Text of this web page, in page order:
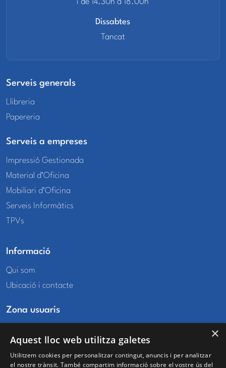
Dissabtes
Tancat
Serveis generals
Llibreria
Papereria
Serveis a empreses
Impressió Gestionada
Material d’Oficina
Mobiliari d’Oficina
Serveis Informàtics
TPVs
Informació
Qui som
Ubicació i contacte
Zona usuaris
Les meves comandes
Favorits
×
Aquest lloc web utilitza galetes
Utilitzem cookies per personalitzar contingut, anuncis i per analitzar
el nostre trànsit. També compartim informació sobre el vostre ús del